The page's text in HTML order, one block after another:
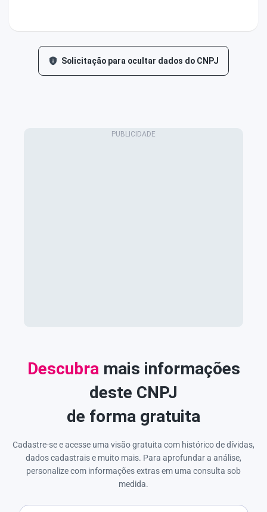
Solicitação para ocultar dados do CNPJ
Descubra mais informações
deste CNPJ
de forma gratuita
Cadastre-se e acesse uma visão gratuita com histórico de dívidas,
dados cadastrais e muito mais. Para aprofundar a análise,
personalize com informações extras em uma consulta sob
medida.